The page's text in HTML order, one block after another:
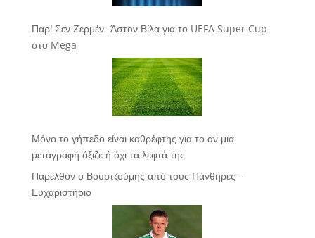
Παρί Σεν Ζερμέν -Άστον Βίλα για το UEFA Super Cup
στο Mega
Μόνο το γήπεδο είναι καθρέφτης για το αν μια
μεταγραφή άξιζε ή όχι τα λεφτά της
Παρελθόν ο Βουρτζούμης από τους Πάνθηρες –
Ευχαριστήριο